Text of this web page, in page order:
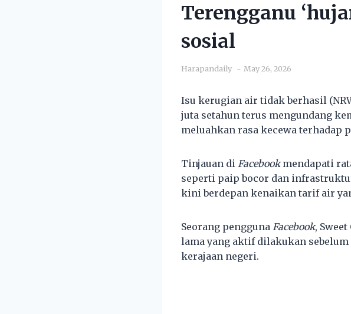
Terengganu
sosial
Harapandaily May 26, 2026
Isu kerugian air tidak berhasil
juta setahun terus mengundang
meluahkan rasa kecewa terhadap
Tinjauan di Facebookmendapati
seperti paip bocor dan
kini berdepan kenaikan tarif air
Seorang pengguna Facebook,
lama yang aktif dilakukan
kerajaan negeri.